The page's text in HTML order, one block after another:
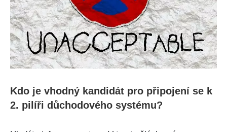
Kdo je vhodný kandidát pro připojení se k
2. pilíři důchodového systému?